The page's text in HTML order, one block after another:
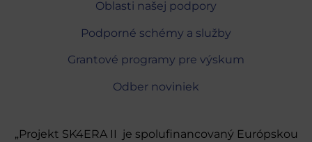
Oblasti našej podpory
Podporné schémy a služby
Grantové programy pre výskum
Odber noviniek
„Projekt SK4ERA II je spolufinancovaný Európskou